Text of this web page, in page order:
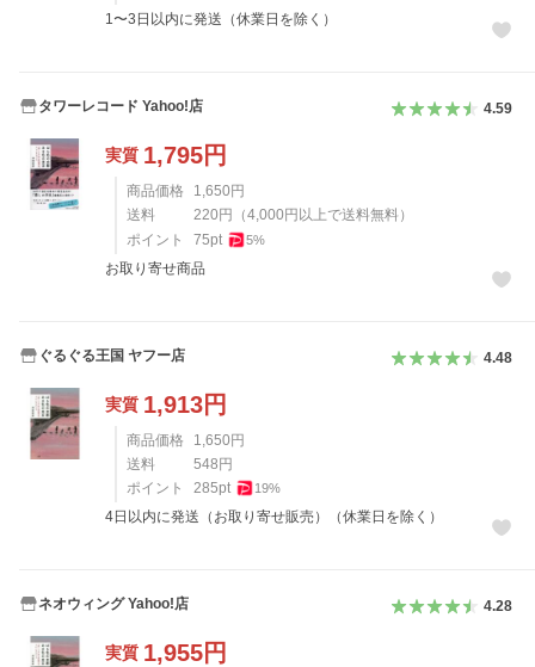
1〜3日以内に発送（休業日を除く）
タワーレコード Yahoo!店 4.59
実質 1,795円
商品価格 1,650 円
送料
220 円 （4,000 円以上で送料無料）
ポイント
75pt 5%
お取り寄せ商品
ぐるぐる王国 ヤフー店 4.48
実質 1,913円
商品価格 1,650 円
送料
548 円
ポイント
285pt 19%
4日以内に発送（お取り寄せ販売）（休業日を除く）
ネオウィング Yahoo!店 4.28
実質 1,955円